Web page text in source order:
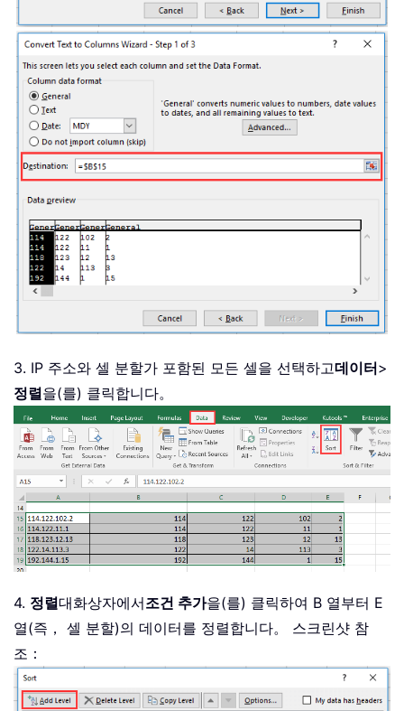
3. IP 주소와 셀 분할가 포함된 모든 셀을 선택하고데이터>
정렬을(를) 클릭합니다。
4. 정렬대화상자에서조건 추가을(를) 클릭하여 B 열부터 E
열(즉， 셀 분할)의 데이터를 정렬합니다。 스크린샷 참
조：